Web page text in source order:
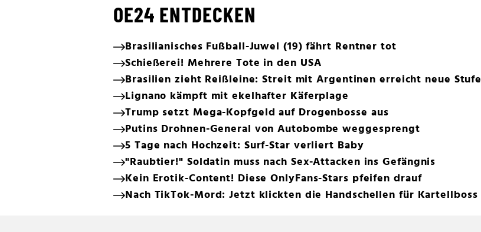
OE24 ENTDECKEN
Brasilianisches Fußball-Juwel (19) fährt Rentner tot
Schießerei! Mehrere Tote in den USA
Brasilien zieht Reißleine: Streit mit Argentinen erreicht neue Stufe
Lignano kämpft mit ekelhafter Käferplage
Trump setzt Mega-Kopfgeld auf Drogenbosse aus
Putins Drohnen-General von Autobombe weggesprengt
5 Tage nach Hochzeit: Surf-Star verliert Baby
"Raubtier!" Soldatin muss nach Sex-Attacken ins Gefängnis
Kein Erotik-Content! Diese OnlyFans-Stars pfeifen drauf
Nach TikTok-Mord: Jetzt klickten die Handschellen für Kartellboss